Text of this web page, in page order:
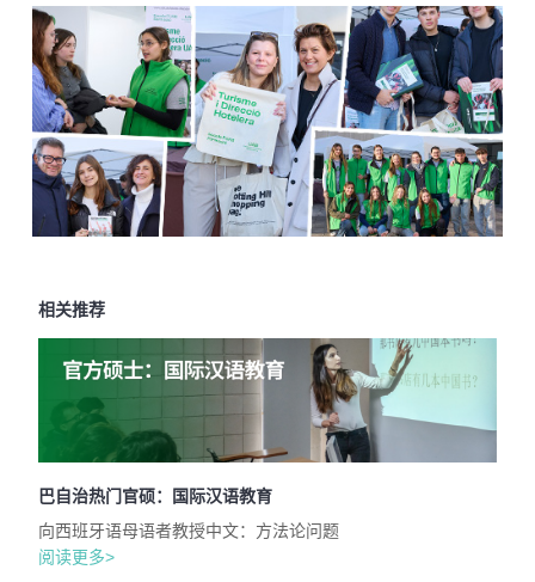
相关推荐
巴自治热门官硕：国际汉语教育
向西班牙语母语者教授中文：方法论问题
阅读更多>